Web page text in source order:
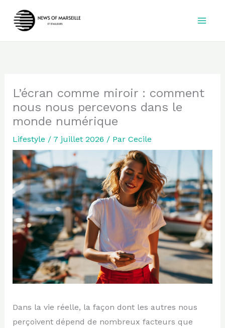
L’écran comme miroir : comment
nous nous percevons dans le
monde numérique
Lifestyle / 7 juillet 2026 / Par Cecile
Dans la vie réelle, la façon dont les autres nous
perçoivent dépend de nombreux facteurs que